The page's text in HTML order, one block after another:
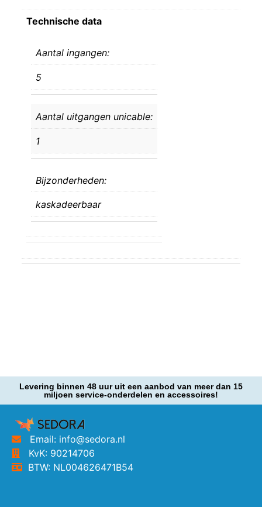
Technische data
Aantal ingangen:
5
Aantal uitgangen unicable:
1
Bijzonderheden:
kaskadeerbaar
Levering binnen 48 uur uit een aanbod van meer dan 15
miljoen service-onderdelen en accessoires!
Email: info@sedora.nl
KvK: 90214706
BTW: NL004626471B54